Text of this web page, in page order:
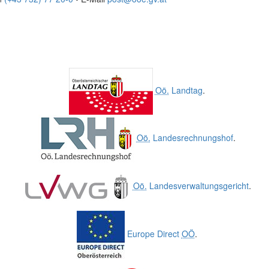
Oö. Landtag.
Oö. Landesrechnungshof.
Oö. Landesverwaltungsgericht.
Europe Direct OÖ.